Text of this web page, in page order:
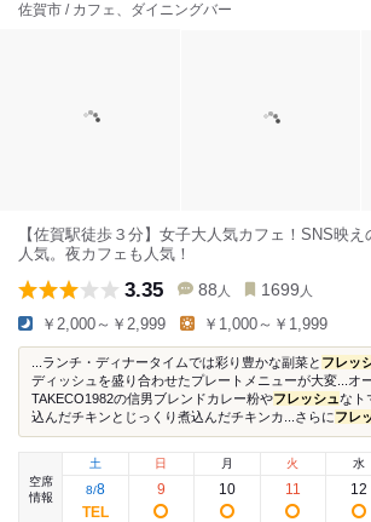
佐賀市 / カフェ、ダイニングバー
【佐賀駅徒歩３分】女子大人気カフェ！SNS映
人気。夜カフェも人気！
3.35 88 人 1699 人
￥2,000～￥2,999 ￥1,000～￥1,999
...ランチ・ディナータイムでは彩り豊かな副菜と フレッ
ディッシュを盛り合わせたプレートメニューが大変...オ
TAKECO1982の信男ブレンドカレー粉やフレッシュ なト
込んだチキンとじっくり煮込んだチキンカ...さらにフレ
空席
情報
土
8/8
日
9
月
10
火
11
水
12